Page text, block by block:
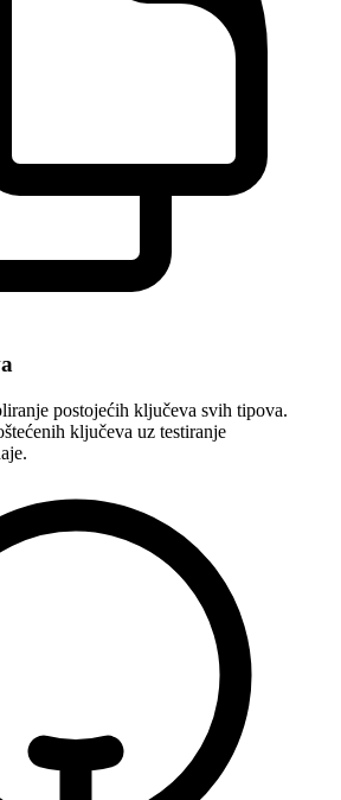
postojećih ključeva svih tipova.
ključeva uz testiranje